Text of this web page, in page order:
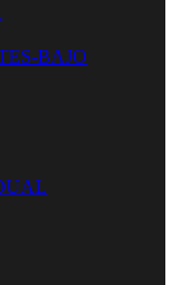
BAJO